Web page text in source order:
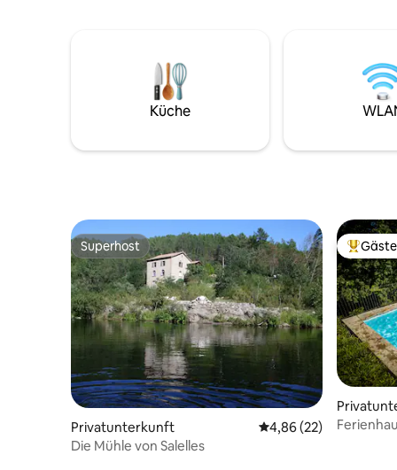
designorientierten Umgebung mit allem
gewünschten modernen Komfort zu
erkunden… Faulenzen auf der Terrasse
oder Spaziergang am Strand, Radfahren,
nichts ist verpflichtend.
Küche
Superhost
Superhost
Privatunterkunft Durchschnittliche
4,86 (22)
Die Mühle von Salelles